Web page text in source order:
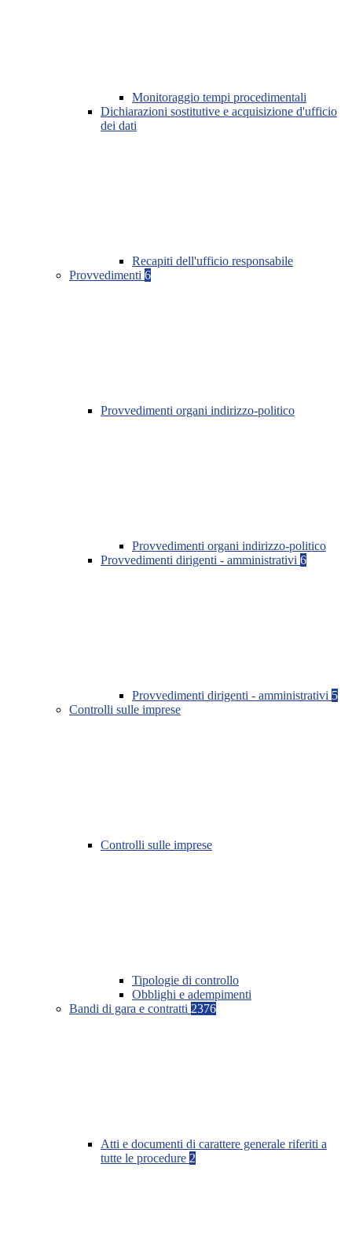
Monitoraggio tempi procedimentali
Dichiarazioni sostitutive e acquisizione d'ufficio
dei dati
Recapiti dell'ufficio responsabile
Provvedimenti 6
Provvedimenti organi indirizzo-politico
Provvedimenti organi indirizzo-politico
Provvedimenti dirigenti - amministrativi 6
Provvedimenti dirigenti - amministrativi 5
Controlli sulle imprese
Controlli sulle imprese
Tipologie di controllo
Obblighi e adempimenti
Bandi di gara e contratti 2376
Atti e documenti di carattere generale riferiti a
tutte le procedure 2